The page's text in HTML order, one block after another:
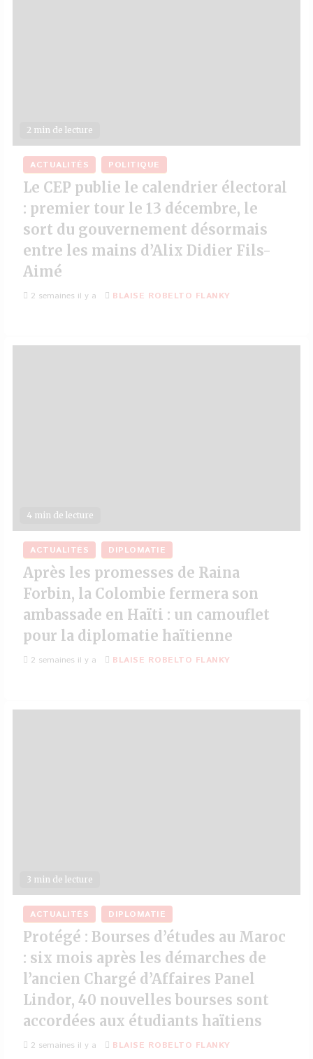
2 min de lecture
ACTUALITÉS POLITIQUE
Le CEP publie le calendrier électoral
: premier tour le 13 décembre, le
sort du gouvernement désormais
entre les mains d’Alix Didier Fils-
Aimé
2 semaines il y a BLAISE ROBELTO FLANKY
4 min de lecture
ACTUALITÉS DIPLOMATIE
Après les promesses de Raina
Forbin, la Colombie fermera son
ambassade en Haïti : un camouflet
pour la diplomatie haïtienne
2 semaines il y a BLAISE ROBELTO FLANKY
3 min de lecture
ACTUALITÉS DIPLOMATIE
Protégé : Bourses d’études au Maroc
: six mois après les démarches de
l’ancien Chargé d’Affaires Panel
Lindor, 40 nouvelles bourses sont
accordées aux étudiants haïtiens
2 semaines il y a BLAISE ROBELTO FLANKY